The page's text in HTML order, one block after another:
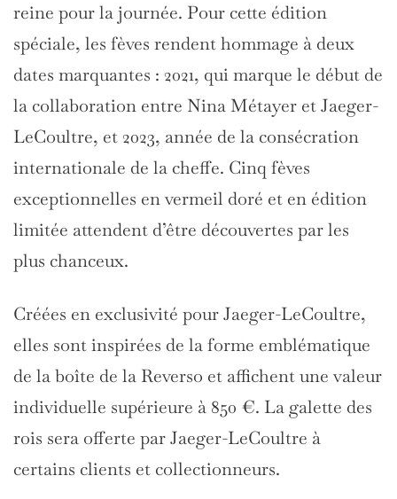
reine pour la journée. Pour cette édition
spéciale, les fèves rendent hommage à deux
dates marquantes : 2021, qui marque le début de
la collaboration entre Nina Métayer et Jaeger-
LeCoultre, et 2023, année de la consécration
internationale de la cheffe. Cinq fèves
exceptionnelles en vermeil doré et en édition
limitée attendent d’être découvertes par les
plus chanceux.
Créées en exclusivité pour Jaeger-LeCoultre,
elles sont inspirées de la forme emblématique
de la boîte de la Reverso et affichent une valeur
individuelle supérieure à 850 €. La galette des
rois sera offerte par Jaeger-LeCoultre à
certains clients et collectionneurs.